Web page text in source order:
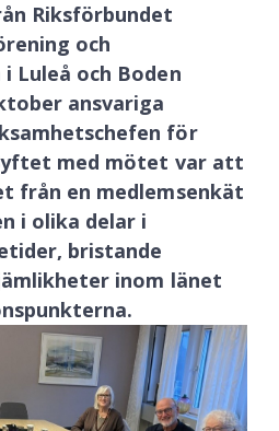
Riksförbundet
och
Luleå och Boden
ansvariga
för
med mötet var att
från en medlemsenkät
i olika delar i
bristande
inom länet